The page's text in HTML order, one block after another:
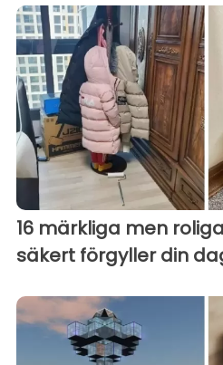
16 märkliga men
säkert förgyller din